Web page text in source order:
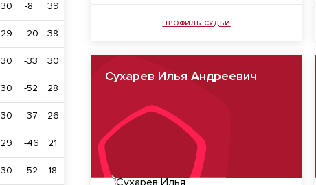
30 -8 39
29 -20 38
30 -33 30
30 -52 28
30 -37 26
29 -46 21
30 -52 18
ПРОФИЛЬ СУДЬИ
Сухарев Илья Андреевич